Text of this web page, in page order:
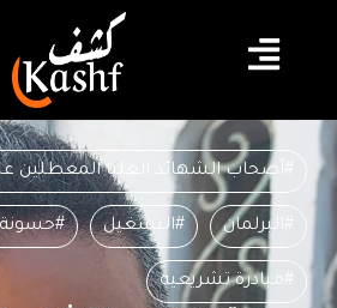
#أصحاب الشهائد العليا المعطلين
#البرلمان #التشغيل
#مبادرة تشريعية